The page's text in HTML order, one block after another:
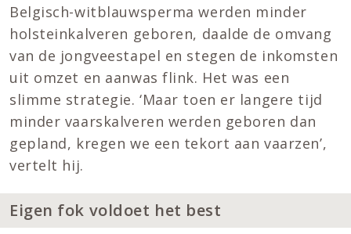
Belgisch-witblauwsperma werden minder
holsteinkalveren geboren, daalde de omvang
van de jongveestapel en stegen de inkomsten
uit omzet en aanwas flink. Het was een
slimme strategie. ‘Maar toen er langere tijd
minder vaarskalveren werden geboren dan
gepland, kregen we een tekort aan vaarzen’,
vertelt hij.
Eigen fok voldoet het best